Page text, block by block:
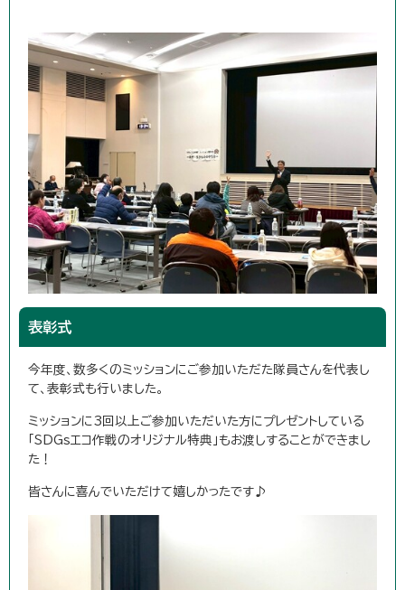
表彰式
今年度、数多くのミッションにご参加いただた隊員さんを代表し
て、表彰式も行いました。
ミッションに3回以上ご参加いただいた方にプレゼントしている
「SDGsエコ作戦のオリジナル特典」もお渡しすることができまし
た！
皆さんに喜んでいただけて嬉しかったです♪